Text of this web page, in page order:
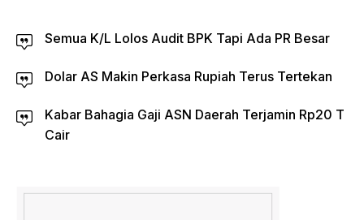
Semua K/L Lolos Audit BPK Tapi Ada PR Besar
Dolar AS Makin Perkasa Rupiah Terus Tertekan
Kabar Bahagia Gaji ASN Daerah Terjamin Rp20 T
Cair